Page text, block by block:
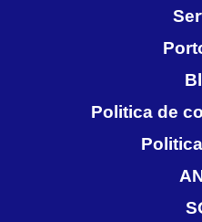
Politica de